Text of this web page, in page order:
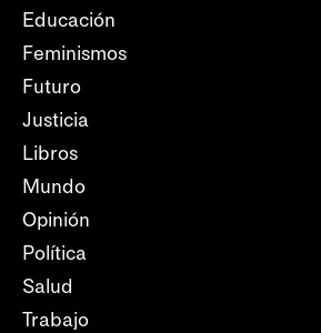
Educación
Feminismos
Futuro
Justicia
Libros
Mundo
Opinión
Política
Salud
Trabajo